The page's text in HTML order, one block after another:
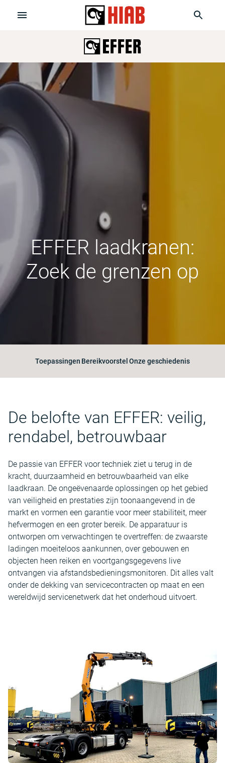
EFFER laadkranen:
Zoek de grenzen op
Toepassingen Bereikvoorstel Onze geschiedenis
De belofte van EFFER: veilig,
rendabel, betrouwbaar
De passie van EFFER voor techniek ziet u terug in de
kracht, duurzaamheid en betrouwbaarheid van elke
laadkraan. De ongeëvenaarde oplossingen op het gebied
van veiligheid en prestaties zijn toonaangevend in de
markt en vormen een garantie voor meer stabiliteit, meer
hefvermogen en een groter bereik. De apparatuur is
ontworpen om verwachtingen te overtreffen: de zwaarste
ladingen moeiteloos aankunnen, over gebouwen en
objecten heen reiken en voortgangsgegevens live
ontvangen via afstandsbedieningsmonitoren. Dit alles valt
onder de dekking van servicecontracten op maat en een
wereldwijd servicenetwerk dat het onderhoud uitvoert.